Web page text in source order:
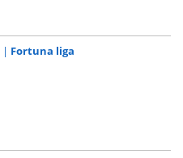
Fortuna liga